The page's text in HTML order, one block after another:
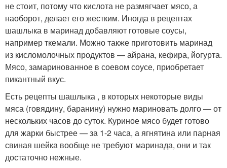
не стоит, потому что кислота не размягчает мясо, а
наоборот, делает его жестким. Иногда в рецептах
шашлыка в маринад добавляют готовые соусы,
например ткемали. Можно также приготовить маринад
из кисломолочных продуктов — айрана, кефира, йогурта.
Мясо, замаринованное в соевом соусе, приобретает
пикантный вкус.
Есть рецепты шашлыка , в которых некоторые виды
мяса (говядину, баранину) нужно мариновать долго — от
нескольких часов до суток. Куриное мясо будет готово
для жарки быстрее — за 1-2 часа, а ягнятина или парная
свиная шейка вообще не требуют маринада, они и так
достаточно нежные.